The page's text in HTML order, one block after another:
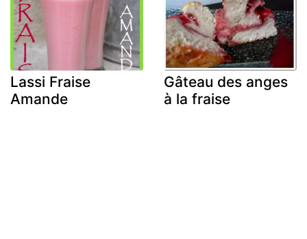
Lassi Fraise
Amande
Gâteau des anges
à la fraise